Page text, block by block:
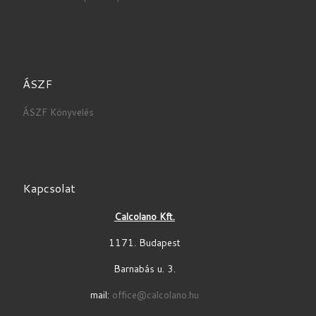
ÁSZF
ÁSZF Könyvelés
Kapcsolat
Calcolano Kft.
1171. Budapest
Barnabás u. 3.
mail: office@calcolano.hu